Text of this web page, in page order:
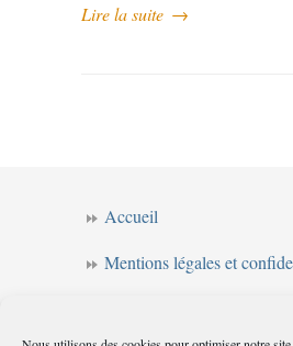
Lire la suite →
Accueil
Mentions légales et